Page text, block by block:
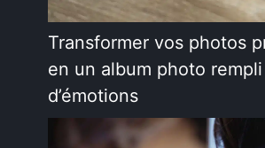
Transformer vos photos
en un album photo rempli
d’émotions